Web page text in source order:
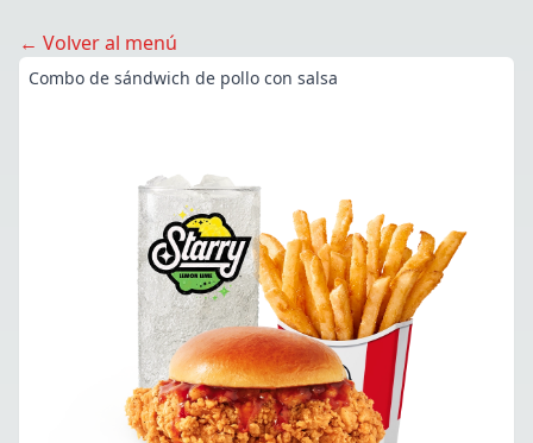
Combo de sándwich de pollo con salsa
← Volver al menú